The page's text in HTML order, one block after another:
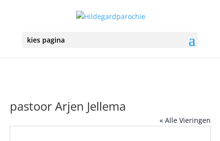
kies pagina
pastoor Arjen Jellema
« Alle Vieringen